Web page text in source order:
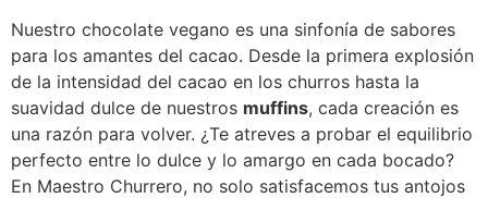
Nuestro chocolate vegano es una sinfonía de sabores
para los amantes del cacao. Desde la primera explosión
de la intensidad del cacao en los churros hasta la
suavidad dulce de nuestros muffins, cada creación es
una razón para volver. ¿Te atreves a probar el equilibrio
perfecto entre lo dulce y lo amargo en cada bocado?
En Maestro Churrero, no solo satisfacemos tus antojos